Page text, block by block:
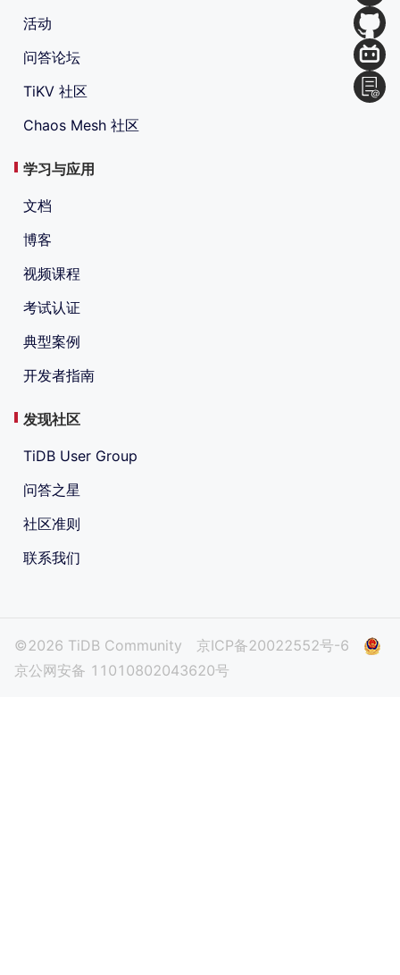
活动
问答论坛
TiKV 社区
Chaos Mesh 社区
学习与应用
文档
博客
视频课程
考试认证
典型案例
开发者指南
发现社区
TiDB User Group
问答之星
社区准则
联系我们
©2026 TiDB Community
京ICP备20022552号-6
京公网安备 11010802043620号